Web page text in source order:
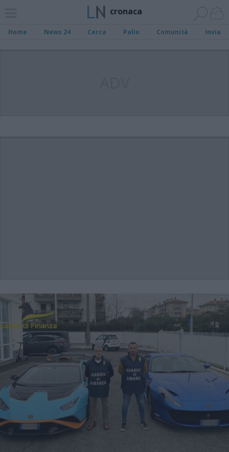
cronaca
Home News 24 Cerca Palio Comunità Invia